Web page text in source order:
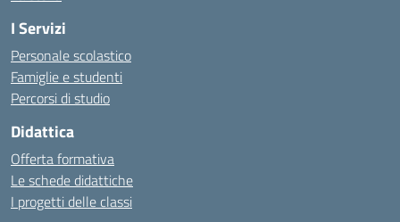
I Servizi
Personale scolastico
Famiglie e studenti
Percorsi di studio
Didattica
Offerta formativa
Le schede didattiche
I progetti delle classi